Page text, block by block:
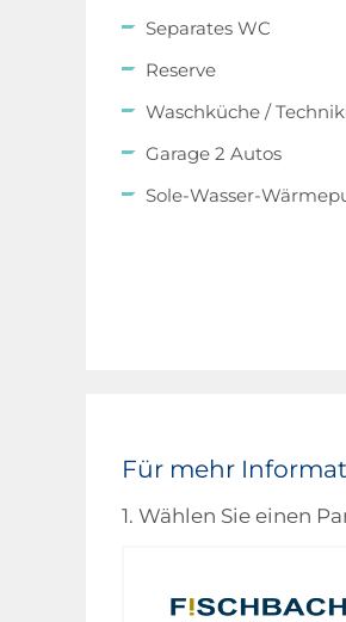
Separates WC
Reserve
Waschküche /
Garage 2 Autos
Sole-Wasser-
Für mehr
1. Wählen Sie einen